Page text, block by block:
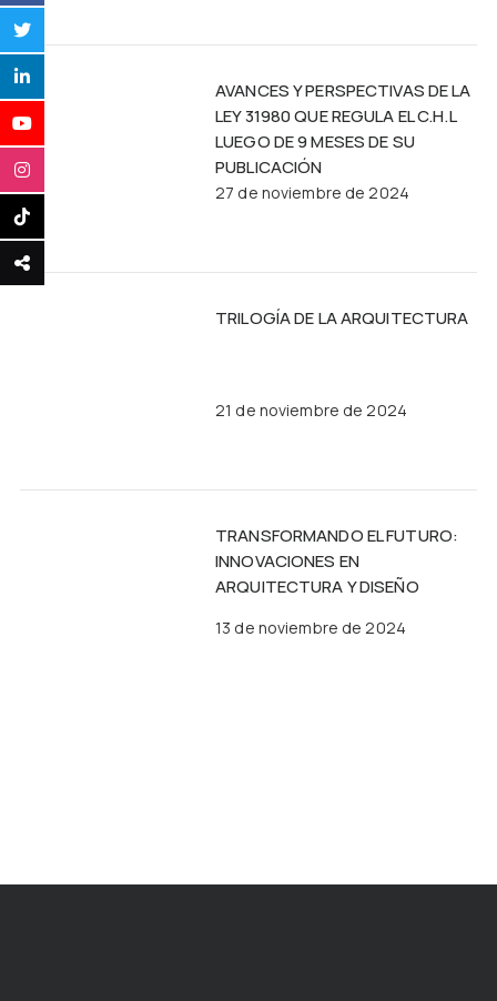
AVANCES Y PERSPECTIVAS DE LA
LEY 31980 QUE REGULA EL C.H.L
LUEGO DE 9 MESES DE SU
PUBLICACIÓN
27 de noviembre de 2024
TRILOGÍA DE LA ARQUITECTURA
21 de noviembre de 2024
TRANSFORMANDO EL FUTURO:
INNOVACIONES EN
ARQUITECTURA Y DISEÑO
13 de noviembre de 2024